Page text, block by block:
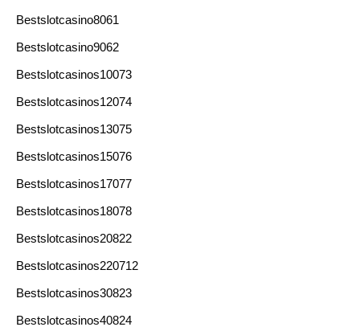
Bestslotcasino8061
Bestslotcasino9062
Bestslotcasinos10073
Bestslotcasinos12074
Bestslotcasinos13075
Bestslotcasinos15076
Bestslotcasinos17077
Bestslotcasinos18078
Bestslotcasinos20822
Bestslotcasinos220712
Bestslotcasinos30823
Bestslotcasinos40824